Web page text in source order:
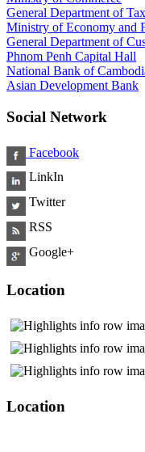
General Department of
Ministry of Economy and
General Department of
Phnom Penh Capital Hall
National Bank of
Asian Development Bank
Social Network
Facebook
LinkIn
Twitter
RSS
Google+
Location
Location